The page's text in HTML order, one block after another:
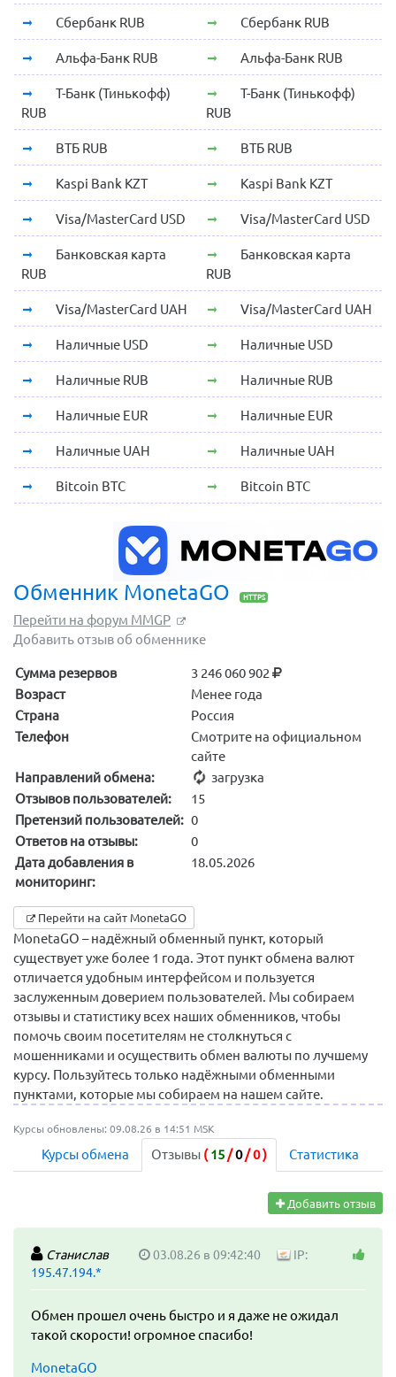
Сбербанк RUB Сбербанк RUB
Альфа-Банк RUB Альфа-Банк RUB
Т-Банк (Тинькофф)
RUB
Т-Банк (Тинькофф)
RUB
ВТБ RUB ВТБ RUB
Kaspi Bank KZT Kaspi Bank KZT
Visa/MasterCard USD Visa/MasterCard USD
Банковская карта
RUB
Банковская карта
RUB
Visa/MasterCard UAH Visa/MasterCard UAH
Наличные USD Наличные USD
Наличные RUB Наличные RUB
Наличные EUR Наличные EUR
Наличные UAH Наличные UAH
Bitcoin BTC Bitcoin BTC
Обменник MonetaGO HTTPS
Перейти на форум MMGP
Добавить отзыв об обменнике
Сумма резервов
3 246 060 902
Возраст
Менее года
Страна
Россия
Телефон
Смотрите на официальном
сайте
Направлений обмена:
загрузка
Отзывов пользователей:
15
Претензий пользователей: 0
Ответов на отзывы:
0
Дата добавления в
мониторинг:
18.05.2026
Перейти на сайт MonetaGO
MonetaGO – надёжный обменный пункт, который
существует уже более 1 года. Этот пункт обмена валют
отличается удобным интерфейсом и пользуется
заслуженным доверием пользователей. Мы собираем
отзывы и статистику всех наших обменников, чтобы
помочь своим посетителям не столкнуться с
мошенниками и осуществить обмен валюты по лучшему
курсу. Пользуйтесь только надёжными обменными
пунктами, которые мы собираем на нашем сайте.
Курсы обновлены: 09.08.26 в 14:51 MSK
Курсы обмена Отзывы ( 15/0/0) Статистика
Добавить отзыв
Станислав 03.08.26 в 09:42:40
IP:
195.47.194.*
Обмен прошел очень быстро и я даже не ожидал
такой скорости! огромное спасибо!
MonetaGO